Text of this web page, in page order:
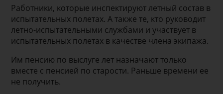
Работники, которые инспектируют летный состав в
испытательных полетах. А также те, кто руководит
летно-испытательными службами и участвует в
испытательных полетах в качестве члена экипажа.
Им пенсию по выслуге лет назначают только
вместе с пенсией по старости. Раньше времени ее
не получить.